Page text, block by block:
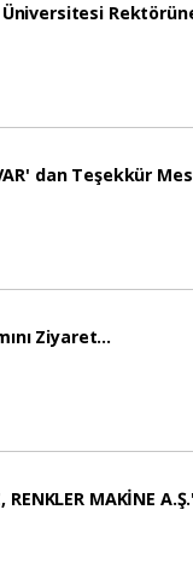
dan Teşekkür
Ziyaret…
MÜDÜRLÜĞÜMÜZ,